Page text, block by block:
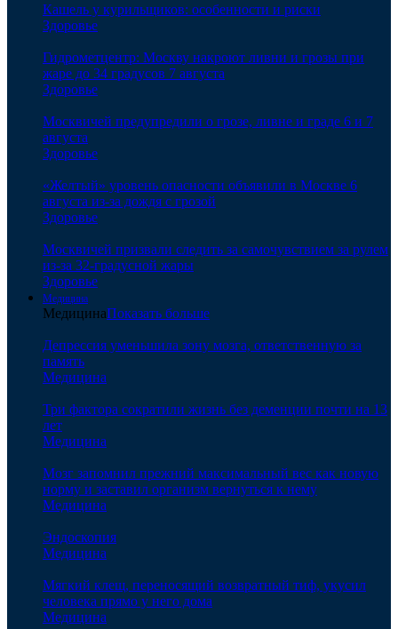
Кашель у курильщиков: особенности и риски
Здоровье
Гидрометцентр: Москву накроют ливни и грозы при
жаре до 34 градусов 7 августа
Здоровье
Москвичей предупредили о грозе, ливне и граде 6 и 7
августа
Здоровье
«Желтый» уровень опасности объявили в Москве 6
августа из-за дождя с грозой
Здоровье
Москвичей призвали следить за самочувствием за рулем
из-за 32-градусной жары
Здоровье
Медицина
МедицинаПоказать больше
Депрессия уменьшила зону мозга, ответственную за
память
Медицина
Три фактора сократили жизнь без деменции почти на 13
лет
Медицина
Мозг запомнил прежний максимальный вес как новую
норму и заставил организм вернуться к нему
Медицина
Эндоскопия
Медицина
Мягкий клещ, переносящий возвратный тиф, укусил
человека прямо у него дома
Медицина